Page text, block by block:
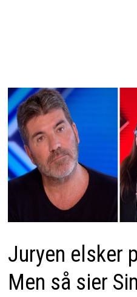
Juryen elsker
Men så sier